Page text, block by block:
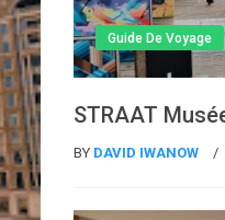
Guide De Voyage
STRAAT
BY DAVID IWANOW